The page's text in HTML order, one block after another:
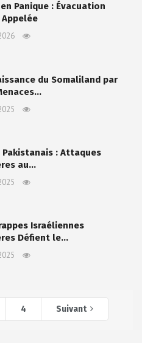
Panique : Évacuation
du Somaliland par
Pakistanais : Attaques
au…
Israéliennes
Défient le…
4 Suivant